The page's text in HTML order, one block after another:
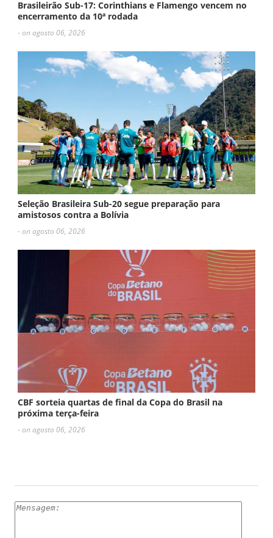
Brasileirão Sub-17: Corinthians e Flamengo vencem no
encerramento da 10ª rodada
- on agosto 06, 2026
Seleção Brasileira Sub-20 segue preparação para
amistosos contra a Bolívia
- on agosto 06, 2026
CBF sorteia quartas de final da Copa do Brasil na
próxima terça-feira
- on agosto 06, 2026